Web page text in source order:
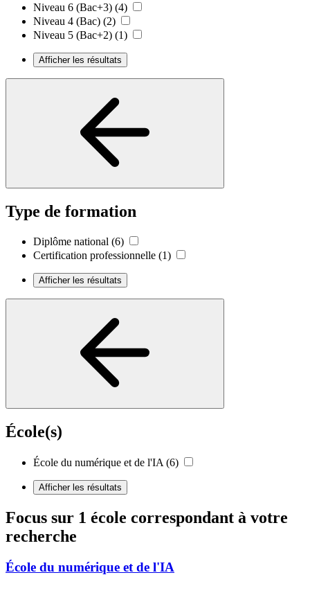
Niveau 6 (Bac+3) (4)
Niveau 4 (Bac) (2)
Niveau 5 (Bac+2) (1)
Afficher les résultats
Type de formation
Diplôme national (6)
Certification professionnelle (1)
Afficher les résultats
École(s)
École du numérique et de l'IA (6)
Afficher les résultats
Focus sur 1 école correspondant à votre
recherche
École du numérique et de l'IA